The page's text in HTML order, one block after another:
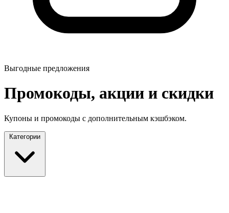
Выгодные предложения
Промокоды, акции и скидки
Купоны и промокоды с дополнительным кэшбэком.
Категории